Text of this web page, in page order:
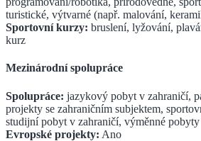
turistické, výtvarné (např. malování,
Sportovní kurzy: bruslení, lyžování,
kurz
Mezinárodní spolupráce
Spolupráce: jazykový pobyt v zahraničí,
projekty se zahraničním subjektem,
studijní pobyt v zahraničí, výměnné pobyty
Evropské projekty: Ano